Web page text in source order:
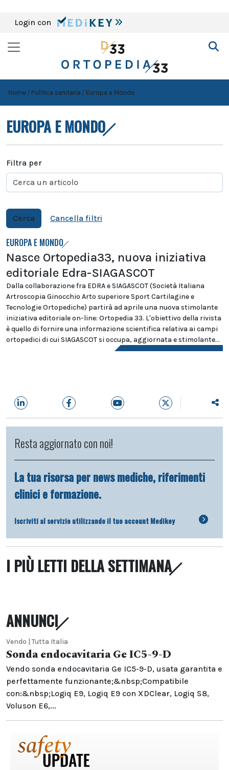
Login con
Home Politica sanitaria Europa e Mondo
EUROPA E MONDO
Filtra per
Cerca Cancella filtri
EUROPA E MONDO
Nasce Ortopedia33, nuova iniziativa
editoriale Edra-SIAGASCOT
Dalla collaborazione fra EDRA e SIAGASCOT (Società Italiana
Artroscopia Ginocchio Arto superiore Sport Cartilagine e
Tecnologie Ortopediche) partirà ad aprile una nuova stimolante
iniziativa editoriale on-line: Ortopedia 33. L'obiettivo della rivista
è quello di fornire una informazione scientifica relativa ai campi
ortopedici di cui SIAGASCOT si occupa, aggiornata e stimolante...
Resta aggiornato con noi!
La tua risorsa per news mediche, riferimenti
clinici e formazione.
Iscriviti al servizio utilizzando il tuo account Medikey
I PIÙ LETTI DELLA SETTIMANA
ANNUNCI
Vendo | Tutta Italia
Sonda endocavitaria Ge IC5-9-D
Vendo sonda endocavitaria Ge IC5-9-D, usata garantita e
perfettamente funzionante;&nbsp;Compatibile
con:&nbsp;Logiq E9, Logiq E9 con XDClear, Logiq S8,
Voluson E6,...